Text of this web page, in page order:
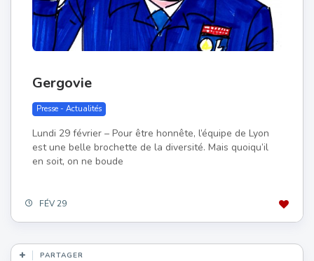
Gergovie
Presse - Actualités
Lundi 29 février – Pour être honnête, l’équipe de Lyon
est une belle brochette de la diversité. Mais quoiqu’il
en soit, on ne boude
FÉV 29
PARTAGER